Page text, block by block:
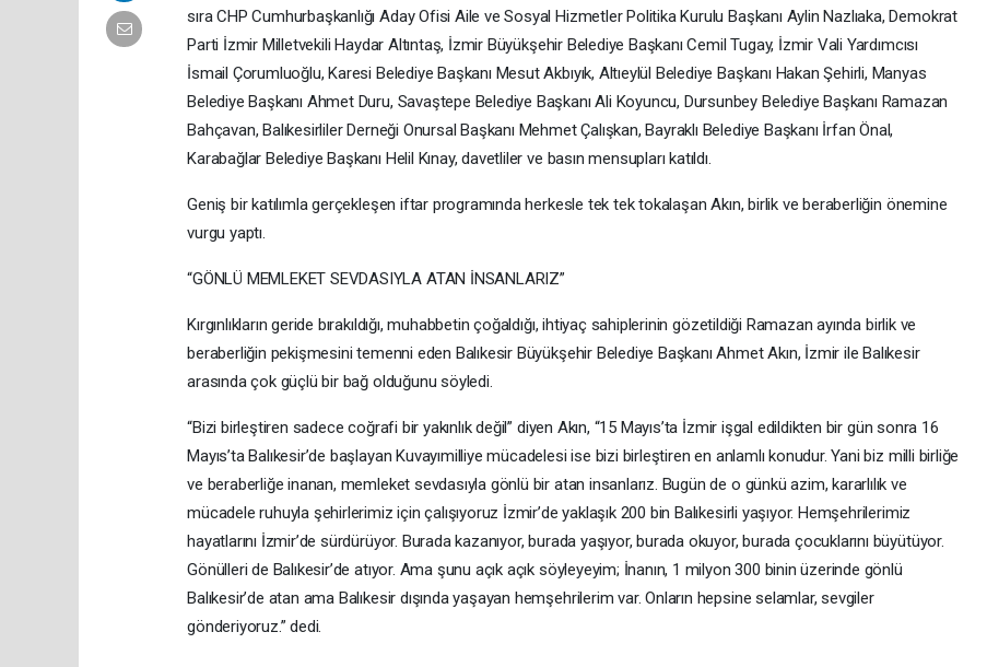
sıra CHP Cumhurbaşkanlığı Aday Ofisi Aile ve Sosyal Hizmetler Politika Kurulu Başkanı Aylin Nazlıaka, Demokrat
Parti İzmir Milletvekili Haydar Altıntaş, İzmir Büyükşehir Belediye Başkanı Cemil Tugay, İzmir Vali Yardımcısı
İsmail Çorumluoğlu, Karesi Belediye Başkanı Mesut Akbıyık, Altıeylül Belediye Başkanı Hakan Şehirli, Manyas
Belediye Başkanı Ahmet Duru, Savaştepe Belediye Başkanı Ali Koyuncu, Dursunbey Belediye Başkanı Ramazan
Bahçavan, Balıkesirliler Derneği Onursal Başkanı Mehmet Çalışkan, Bayraklı Belediye Başkanı İrfan Önal,
Karabağlar Belediye Başkanı Helil Kınay, davetliler ve basın mensupları katıldı.
Geniş bir katılımla gerçekleşen iftar programında herkesle tek tek tokalaşan Akın, birlik ve beraberliğin önemine
vurgu yaptı.
“GÖNLÜ MEMLEKET SEVDASIYLA ATAN İNSANLARIZ”
Kırgınlıkların geride bırakıldığı, muhabbetin çoğaldığı, ihtiyaç sahiplerinin gözetildiği Ramazan ayında birlik ve
beraberliğin pekişmesini temenni eden Balıkesir Büyükşehir Belediye Başkanı Ahmet Akın, İzmir ile Balıkesir
arasında çok güçlü bir bağ olduğunu söyledi.
“Bizi birleştiren sadece coğrafi bir yakınlık değil” diyen Akın, “15 Mayıs’ta İzmir işgal edildikten bir gün sonra 16
Mayıs’ta Balıkesir’de başlayan Kuvayımilliye mücadelesi ise bizi birleştiren en anlamlı konudur. Yani biz milli birliğe
ve beraberliğe inanan, memleket sevdasıyla gönlü bir atan insanlarız. Bugün de o günkü azim, kararlılık ve
mücadele ruhuyla şehirlerimiz için çalışıyoruz İzmir’de yaklaşık 200 bin Balıkesirli yaşıyor. Hemşehrilerimiz
hayatlarını İzmir’de sürdürüyor. Burada kazanıyor, burada yaşıyor, burada okuyor, burada çocuklarını büyütüyor.
Gönülleri de Balıkesir’de atıyor. Ama şunu açık açık söyleyeyim; İnanın, 1 milyon 300 binin üzerinde gönlü
Balıkesir’de atan ama Balıkesir dışında yaşayan hemşehrilerim var. Onların hepsine selamlar, sevgiler
gönderiyoruz.” dedi.